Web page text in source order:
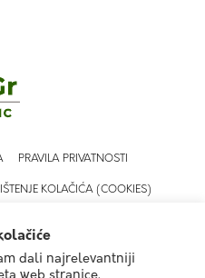
PRAVILA PRIVATNOSTI
KOLAČIĆA (COOKIES)
dali najrelevantniji